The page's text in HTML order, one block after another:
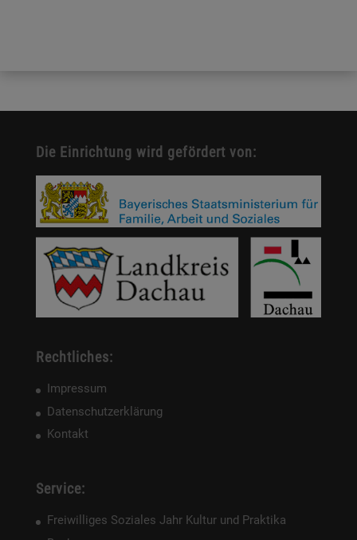
Die Einrichtung wird gefördert von:
Rechtliches:
Impressum
Datenschutzerklärung
Kontakt
Service:
Freiwilliges Soziales Jahr Kultur und Praktika